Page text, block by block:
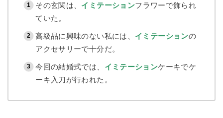
その玄関は、 イミテーションフラワーで飾られ
ていた。
高級品に興味のない私には、 イミテーションの
アクセサリーで十分だ。
今回の結婚式では、 イミテーションケーキでケ
ーキ入刀が行われた。